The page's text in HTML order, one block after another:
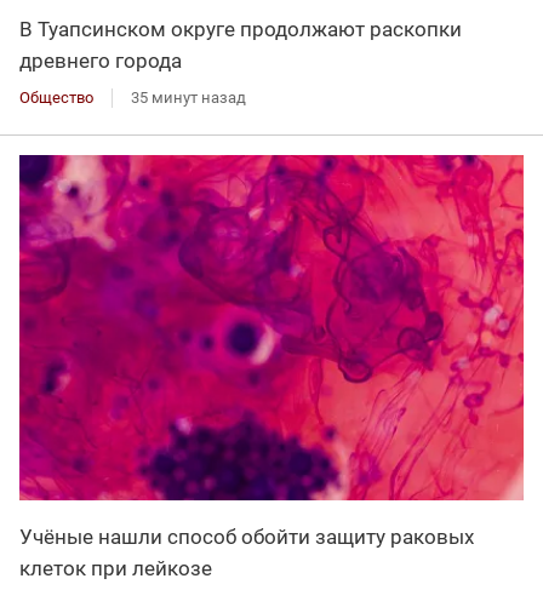
В Туапсинском округе продолжают раскопки
древнего города
Общество 35 минут назад
Учёные нашли способ обойти защиту раковых
клеток при лейкозе